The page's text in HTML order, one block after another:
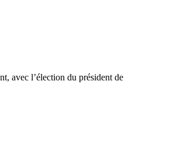
avec l’élection du président de